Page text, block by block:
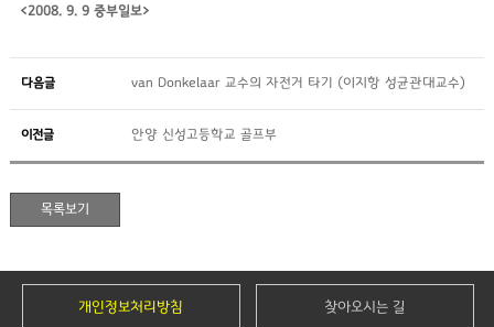
<2008. 9. 9 중부일보>
다음글 van Donkelaar 교수의 자전거 타기 (이지항 성균관대교수)
이전글 안양 신성고등학교 골프부
개인정보처리방침 찾아오시는 길